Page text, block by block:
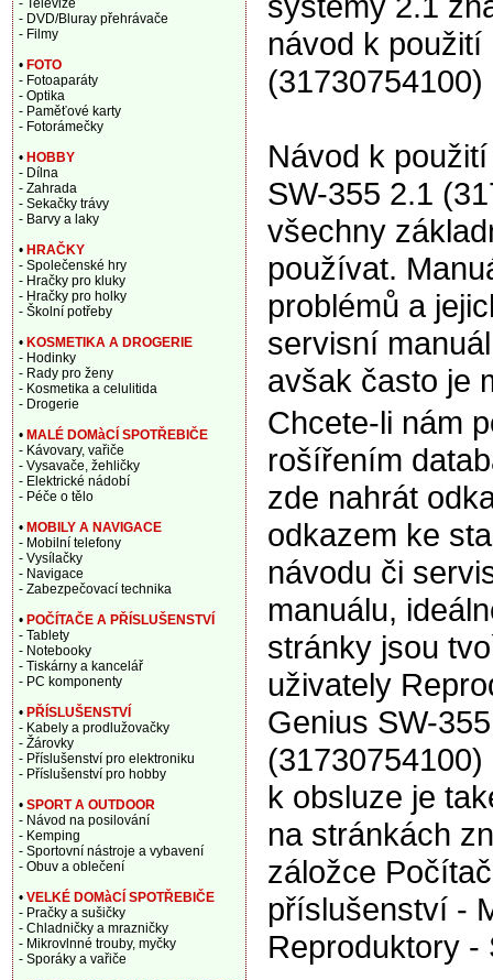
návod k
Návod k
SW-355 2.1
všechny
používat.
problémů a
servisní
avšak často je
Chcete-li nám
rošířením
zde nahrát
odkazem ke
návodu či
manuálu,
stránky jsou
uživately
Genius SW-
k obsluze je
na stránkách
záložce
příslušenství -
Reproduktory -
- Televize
- DVD/Bluray přehrávače
- Filmy
• FOTO
- Fotoaparáty
- Optika
- Paměťové karty
- Fotorámečky
• HOBBY
- Dílna
- Zahrada
- Sekačky trávy
- Barvy a laky
• HRAČKY
- Společenské hry
- Hračky pro kluky
- Hračky pro holky
- Školní potřeby
• KOSMETIKA A DROGERIE
- Hodinky
- Rady pro ženy
- Kosmetika a celulitida
- Drogerie
• MALÉ DOMàCÍ SPOTŘEBIČE
- Kávovary, vařiče
- Vysavače, žehličky
- Elektrické nádobí
- Péče o tělo
• MOBILY A NAVIGACE
- Mobilní telefony
- Vysílačky
- Navigace
- Zabezpečovací technika
• POČÍTAČE A PŘÍSLUŠENSTVÍ
- Tablety
- Notebooky
- Tiskárny a kancelář
- PC komponenty
• PŘÍSLUŠENSTVÍ
- Kabely a prodlužovačky
- Žárovky
- Příslušenství pro elektroniku
- Příslušenství pro hobby
• SPORT A OUTDOOR
- Návod na posilování
- Kemping
- Sportovní nástroje a vybavení
- Obuv a oblečení
• VELKÉ DOMàCÍ SPOTŘEBIČE
- Pračky a sušičky
- Chladničky a mrazničky
- Mikrovlnné trouby, myčky
- Sporáky a vařiče